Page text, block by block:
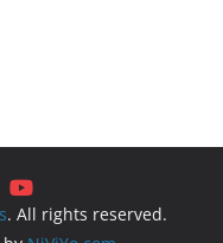
. All rights reserved.